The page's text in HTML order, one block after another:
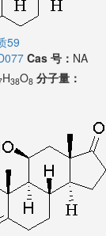
59
Cas 号： NA
H38O8 分子量：